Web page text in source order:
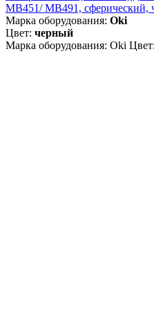
MB451/ MB491, сферический,
Марка оборудования: Oki
Цвет: черный
Марка оборудования: Oki